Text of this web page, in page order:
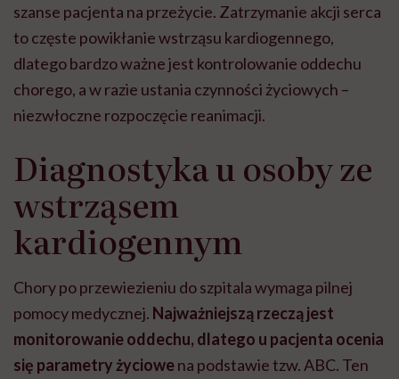
szanse pacjenta na przeżycie. Zatrzymanie akcji serca
to częste powikłanie wstrząsu kardiogennego,
dlatego bardzo ważne jest kontrolowanie oddechu
chorego, a w razie ustania czynności życiowych –
niezwłoczne rozpoczęcie reanimacji.
Diagnostyka u osoby ze
wstrząsem
kardiogennym
Chory po przewiezieniu do szpitala wymaga pilnej
pomocy medycznej. Najważniejszą rzeczą jest
monitorowanie oddechu, dlatego u pacjenta ocenia
się parametry życiowena podstawie tzw. ABC. Ten